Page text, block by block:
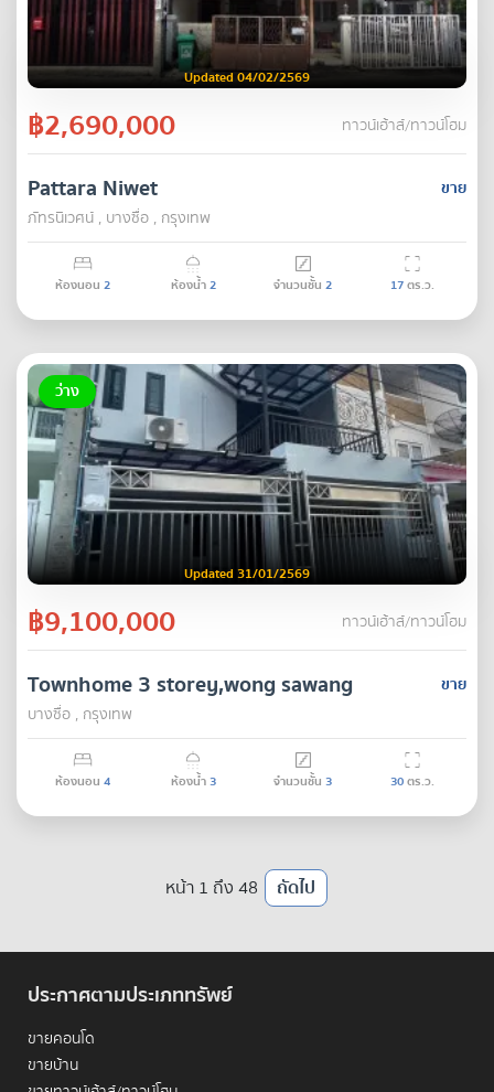
Updated 04/02/2569
฿2,690,000 ทาวน์เฮ้าส์/ทาวน์โฮม
ขาย
Pattara Niwet
ภัทรนิเวศน์ , บางซื่อ , กรุงเทพ
ห้องนอน 2 ห้องน้ำ2 จำนวนชั้น 2 17ตร.ว.
ว่าง
Updated 31/01/2569
฿9,100,000 ทาวน์เฮ้าส์/ทาวน์โฮม
ขาย
Townhome 3 storey,wong sawang
บางซื่อ , กรุงเทพ
ห้องนอน 4 ห้องน้ำ3 จำนวนชั้น 3 30ตร.ว.
หน้า 1 ถึง 48 ถัดไป
ประกาศตามประเภททรัพย์
ขายคอนโด
ขายบ้าน